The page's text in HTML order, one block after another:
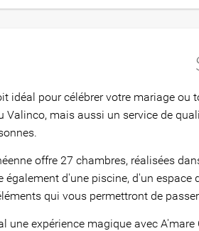
idéal pour célébrer votre mariage ou
Valinco, mais aussi un service de
offre 27 chambres, réalisées
également d'une piscine, d'un
qui vous permettront de
une expérience magique avec A'mare